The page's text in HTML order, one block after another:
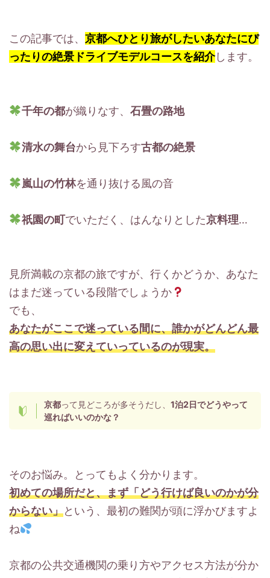
この記事では、 京都へひとり旅がしたいあなたにぴ
ったりの絶景ドライブモデルコースを紹介します。
千年の都が織りなす、 石畳の路地
清水の舞台から見下ろす古都の絶景
嵐山の竹林を通り抜ける風の音
祇園の町でいただく、はんなりとした京料理…
見所満載の京都の旅ですが、行くかどうか、あなた
はまだ迷っている段階でしょうか
でも、
あなたがここで迷っている間に、誰かがどんどん最
高の思い出に変えていっているのが現実。
京都って見どころが多そうだし、1泊2日でどうやって
巡ればいいのかな？
そのお悩み。とってもよく分かります。
初めての場所だと、まず「どう行けば良いのかが分
からない」という、最初の難関が頭に浮かびますよ
ね
京都の公共交通機関の乗り方やアクセス方法が分か